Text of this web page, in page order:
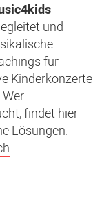
und
für
Kinderkonzerte
findet hier
Lösungen.